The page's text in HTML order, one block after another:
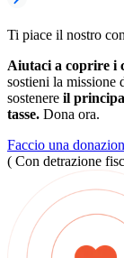
Ti piace il nostro
Aiutaci a coprire i
sostieni la missione
sostenere il
tasse. Dona ora.
Faccio una
( Con detrazione